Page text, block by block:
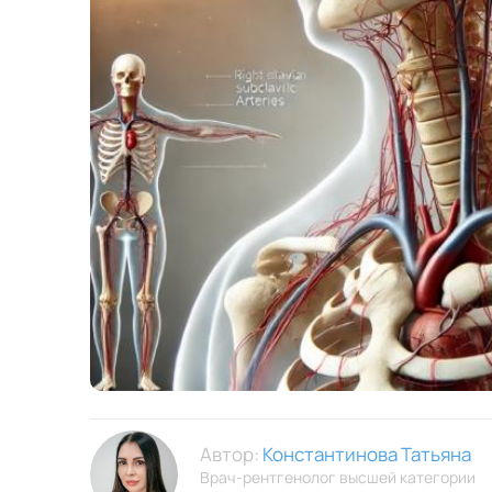
Автор: Константинова Татьяна
Врач-рентгенолог высшей категории